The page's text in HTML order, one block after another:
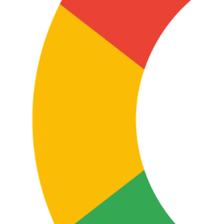
La Sole en
Cadena 3